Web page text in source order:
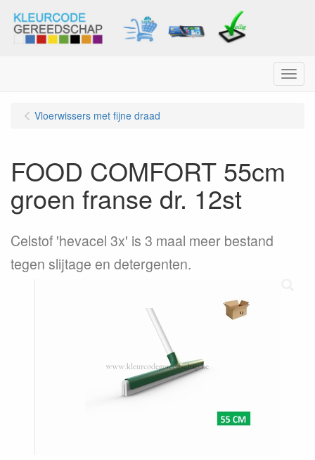
Menu
Vloerwissers met fijne draad
FOOD COMFORT 55cm
groen franse dr. 12st
Celstof 'hevacel 3x' is 3 maal meer bestand
tegen slijtage en detergenten.